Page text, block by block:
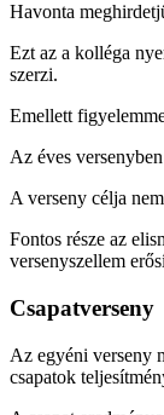
Havonta
Ezt az a kolléga
szerzi.
Emellett
Az éves
A verseny célja
Fontos része az
versenyszellem
Csapatverseny
Az egyéni verseny
csapatok